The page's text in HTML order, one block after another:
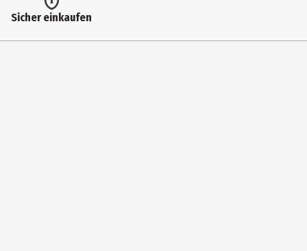
Herstelleradresse
Sicher einkaufen